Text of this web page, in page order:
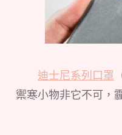
迪士尼系列口罩
禦寒小物非它不可，